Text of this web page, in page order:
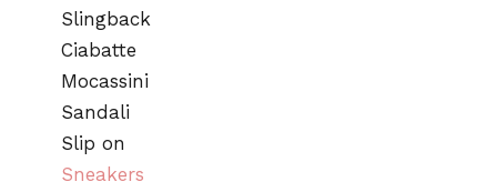
Slingback
Ciabatte
Mocassini
Sandali
Slip on
Sneakers